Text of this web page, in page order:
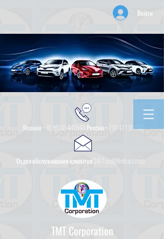
Войти
Япония + 81 8030 441649 Россия + 7 9147 130001
Отдел обслуживания клиентов 24/7 csd@tmtcarz.com
TMT Corporation